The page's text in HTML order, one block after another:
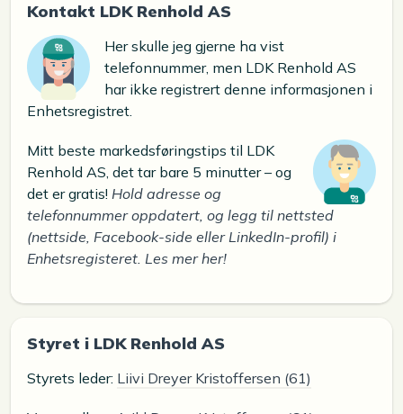
Kontakt LDK Renhold AS
Her skulle jeg gjerne ha vist
telefonnummer, men LDK Renhold AS
har ikke registrert denne informasjonen i
Enhetsregistret.
Mitt beste markedsføringstips til LDK
Renhold AS, det tar bare 5 minutter – og
det er gratis! Hold adresse og
telefonnummer oppdatert, og legg til nettsted
(nettside, Facebook-side eller LinkedIn-profil) i
Enhetsregisteret. Les mer her!
Styret i LDK Renhold AS
Styrets leder: Liivi Dreyer Kristoffersen (61)